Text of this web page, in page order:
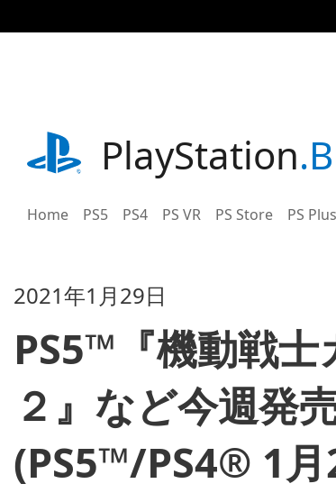
事
playstation.comPlayStation
Home PS5 PS4 PS VR PS Store PS Plus
2021年1月29日
PS5™『機動戦
２』など今週発
(PS5™/PS4® 1